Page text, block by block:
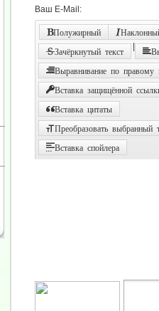
Ваш E-Mail:
Полужирный
Зачёркнутый текст
Выравнивание по правому
Вставка защищённой
Вставка цитаты
Преобразовать выбранный
Вставка спойлера